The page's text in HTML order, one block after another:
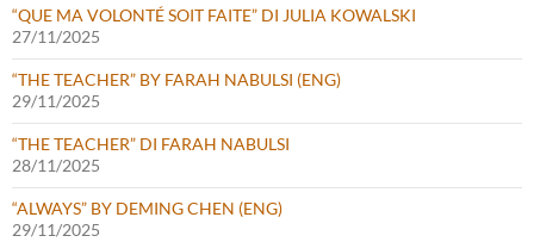
“QUE MA VOLONTÉ SOIT FAITE” DI JULIA KOWALSKI
27/11/2025
“THE TEACHER” BY FARAH NABULSI (ENG)
29/11/2025
“THE TEACHER” DI FARAH NABULSI
28/11/2025
“ALWAYS” BY DEMING CHEN (ENG)
29/11/2025